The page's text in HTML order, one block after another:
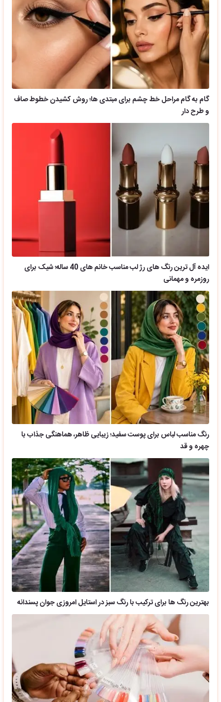
گام به گام مراحل خط چشم برای مبتدی ها؛ روش کشیدن خطوط صاف
و طرح دار
ایده آل ترین رنگ های رژ لب مناسب خانم های 40 ساله؛ شیک برای
روزمره و مهمانی
رنگ مناسب لباس برای پوست سفید؛ زیبایی ظاهر، هماهنگی جذاب با
چهره و قد
بهترین رنگ ها برای ترکیب با رنگ سبز در استایل امروزی جوان پسندانه